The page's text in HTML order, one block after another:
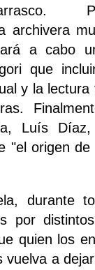
archivera
a cabo
que
y la lectura
Luís Díaz,
"el origen
durante
por
quien los
vuelva a